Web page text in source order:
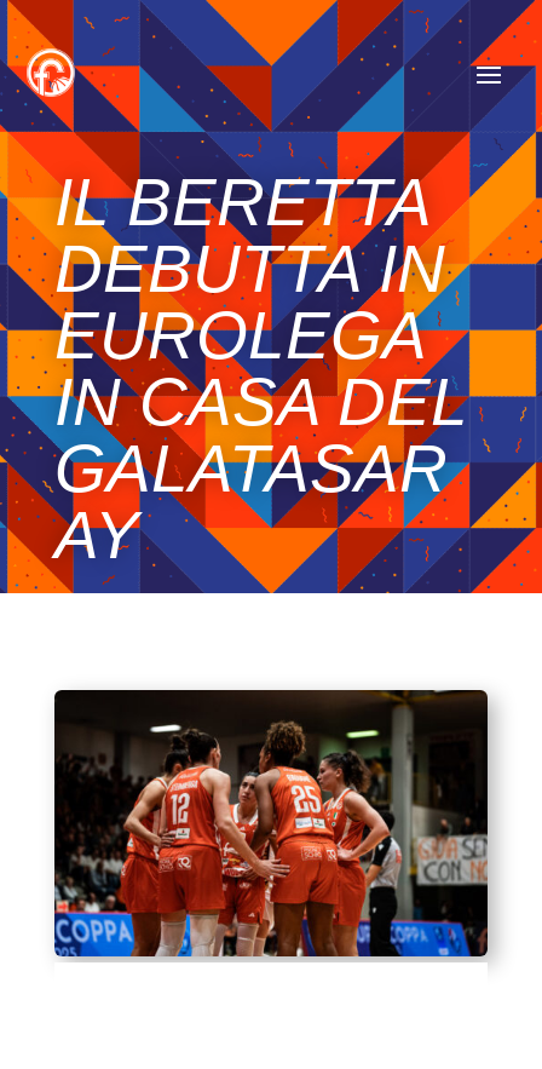
IL BERETTA
DEBUTTA IN
EUROLEGA
IN CASA DEL
GALATASAR
AY